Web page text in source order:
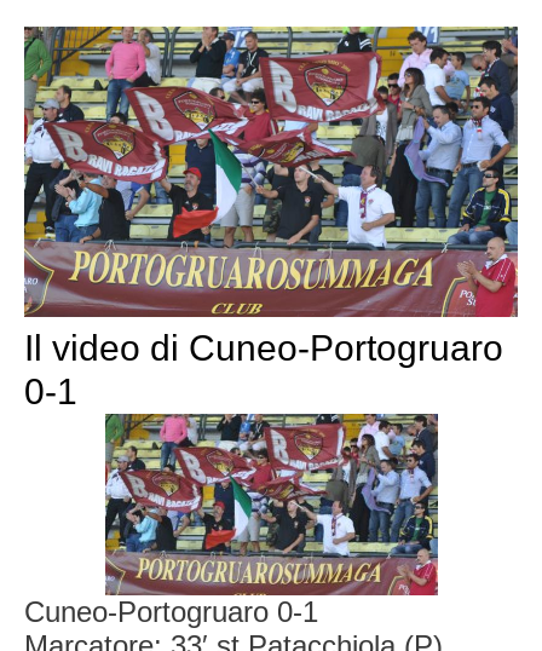
Il video di Cuneo-Portogruaro
0-1
Cuneo-Portogruaro 0-1